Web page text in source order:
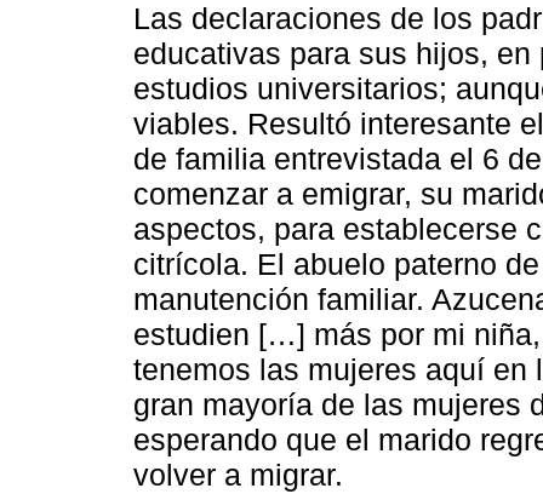
Las declaraciones de los
educativas para sus hijos,
estudios universitarios;
viables. Resultó interesante
de familia entrevistada el 6
comenzar a emigrar, su
aspectos, para establecerse
citrícola. El abuelo paterno
manutención familiar.
estudien […] más por mi
tenemos las mujeres aquí en
gran mayoría de las mujeres
esperando que el marido
volver a migrar.